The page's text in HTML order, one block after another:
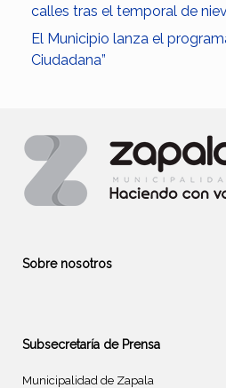
calles tras el temporal de
El Municipio lanza el
Ciudadana”
Sobre nosotros
Subsecretaría de Prensa
Municipalidad de Zapala